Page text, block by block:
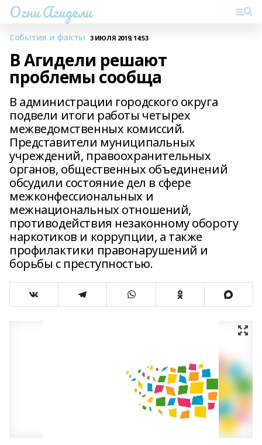
Огни Агидели
События и факты 3 ИЮЛЯ 2019, 14:53
В Агидели решают
проблемы сообща
В администрации городского округа
подвели итоги работы четырех
межведомственных комиссий.
Представители муниципальных
учреждений, правоохранительных
органов, общественных объединений
обсудили состояние дел в сфере
межконфессиональных и
межнациональных отношений,
противодействия незаконному обороту
наркотиков и коррупции, а также
профилактики правонарушений и
борьбы с преступностью.